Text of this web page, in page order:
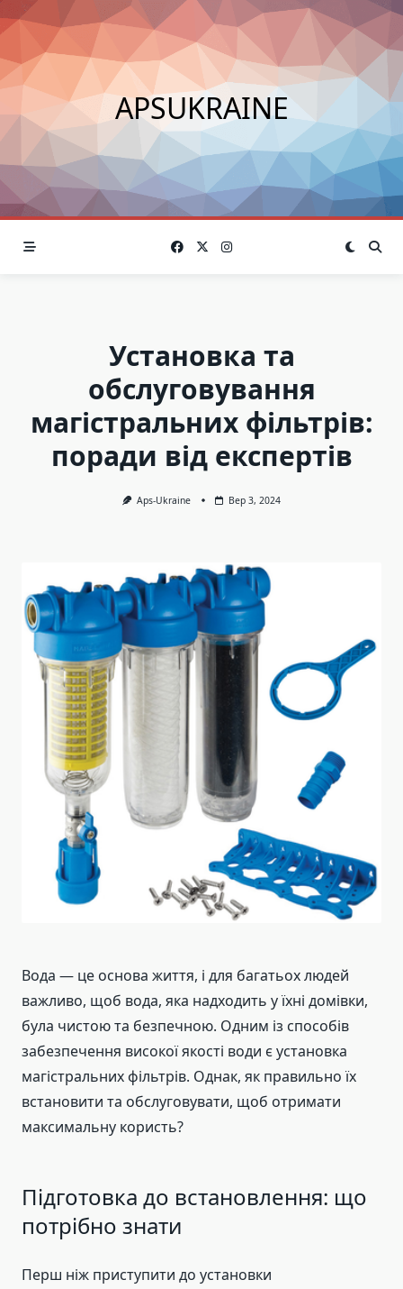
Skip
to
content
APSUKRAINE
Установка та
обслуговування
магістральних фільтрів:
поради від експертів
Aps-Ukraine Вер 3, 2024
Вода — це основа життя, і для багатьох людей
важливо, щоб вода, яка надходить у їхні домівки,
була чистою та безпечною. Одним із способів
забезпечення високої якості води є установка
магістральних фільтрів. Однак, як правильно їх
встановити та обслуговувати, щоб отримати
максимальну користь?
Підготовка до встановлення: що
потрібно знати
Перш ніж приступити до установки